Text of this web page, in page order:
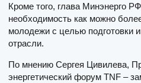
Кроме того, глава Минэнерго
необходимость как можно
молодежи с целью подготовки
отрасли.
По мнению Сергея Цивилева,
энергетический форум TNF –